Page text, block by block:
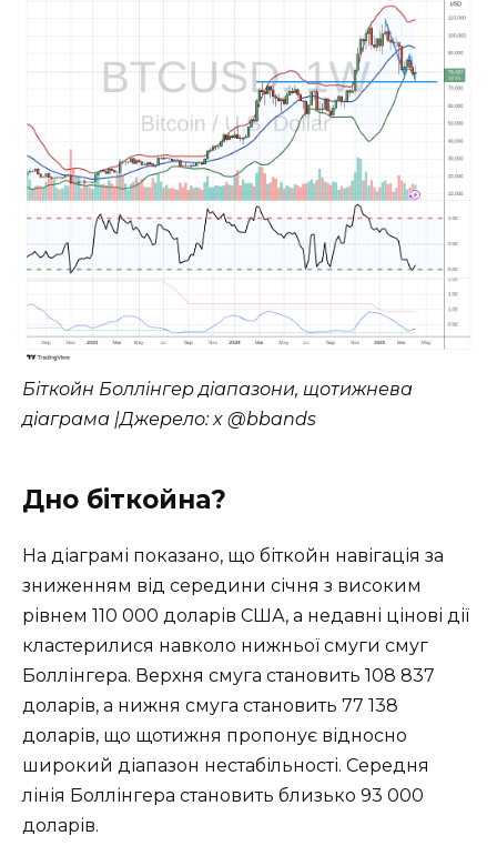
Біткойн Боллінгер діапазони, щотижнева
діаграма |Джерело: x @bbands
Дно біткойна?
На діаграмі показано, що біткойн навігація за
зниженням від середини січня з високим
рівнем 110 000 доларів США, а недавні цінові дії
кластерилися навколо нижньої смуги смуг
Боллінгера. Верхня смуга становить 108 837
доларів, а нижня смуга становить 77 138
доларів, що щотижня пропонує відносно
широкий діапазон нестабільності. Середня
лінія Боллінгера становить близько 93 000
доларів.